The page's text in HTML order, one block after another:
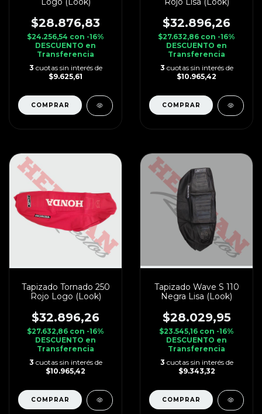
$28.876,83
$24.256,54 con -16%
DESCUENTO en
Transferencia
3 cuotas sin interés de
$9.625,61
$32.896,26
$27.632,86 con -16%
DESCUENTO en
Transferencia
3 cuotas sin interés de
$10.965,42
Tapizado Tornado 250
Rojo Logo (Look)
$32.896,26
$27.632,86 con -16%
DESCUENTO en
Transferencia
3 cuotas sin interés de
$10.965,42
Tapizado Wave S 110
Negra Lisa (Look)
$28.029,95
$23.545,16 con -16%
DESCUENTO en
Transferencia
3 cuotas sin interés de
$9.343,32